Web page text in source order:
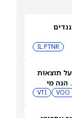
IL:PTNR
תוצאות
באוגוסט. הנה מי
VOO
VTI